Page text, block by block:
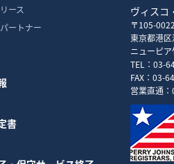
ース
ートナー
書
ヴィスコ
〒105-0022
東京都港
ニューピ
TEL：03-
FAX：03-
営業直通